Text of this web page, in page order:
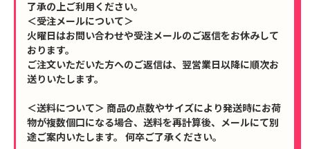
了承の上ご利用ください。
＜受注メールについて＞
火曜日はお問い合わせや受注メールのご返信をお休みして
おります。
ご注文いただいた方へのご返信は、翌営業日以降に順次お
送りいたします。
＜送料について＞ 商品の点数やサイズにより発送時にお荷
物が複数個口になる場合、送料を再計算後、メールにて別
途ご案内いたします。 何卒ご了承ください。